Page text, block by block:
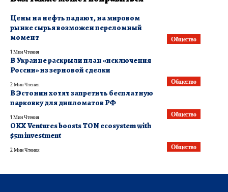
Общество
Цены на нефть падают, на мировом
рынке сырья возможен переломный
момент
1 Мин Чтения
Общество
В Украине раскрыли план «исключения
России» из зерновой сделки
2 Мин Чтения
Общество
В Эстонии хотят запретить бесплатную
парковку для дипломатов РФ
1 Мин Чтения
Общество
OKX Ventures boosts TON ecosystem with
$5m investment
2 Мин Чтения